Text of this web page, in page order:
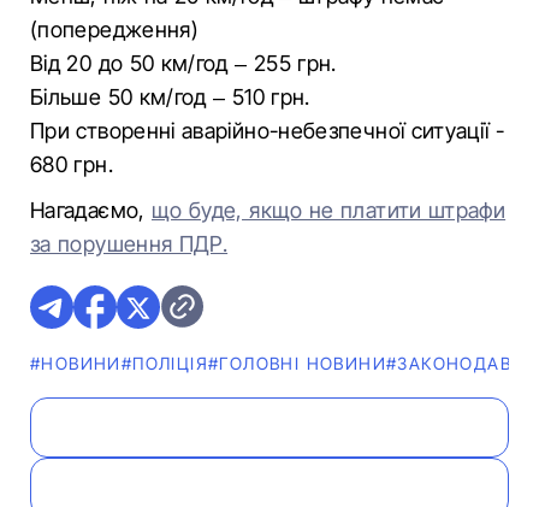
(попередження)
Від 20 до 50 км/год – 255 грн.
Більше 50 км/год – 510 грн.
При створенні аварійно-небезпечної ситуації -
680 грн.
Нагадаємо, що буде, якщо не платити штрафи
за порушення ПДР.
#НОВИНИ#ПОЛІЦІЯ#ГОЛОВНІ НОВИНИ